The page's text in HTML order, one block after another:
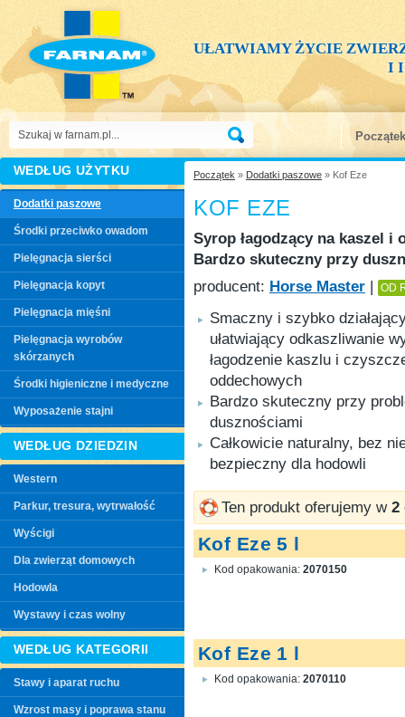
UŁATWIAMY ŻYCIE
I
Początek
Początek » Dodatki paszowe » Kof Eze
KOF EZE
Syrop łagodzący na kaszel i
Bardzo skuteczny przy
producent: Horse Master OD
Smaczny i szybko
ułatwiający odkaszliwanie
łagodzenie kaszlu i
oddechowych
Bardzo skuteczny przy
dusznościami
Całkowicie naturalny, bez
bezpieczny dla hodowli
Ten produkt oferujemy w 2
Kof Eze 5 l
Kod opakowania: 2070150
Kof Eze 1 l
Kod opakowania: 2070110
WEDŁUG UŻYTKU
Dodatki paszowe
Środki przeciwko owadom
Pielęgnacja sierści
Pielęgnacja kopyt
Pielęgnacja mięśni
Pielęgnacja wyrobów
skórzanych
Środki higieniczne i medyczne
Wyposażenie stajni
WEDŁUG DZIEDZIN
Western
Parkur, tresura, wytrwałość
Wyścigi
Dla zwierząt domowych
Hodowla
Wystawy i czas wolny
WEDŁUG KATEGORII
Stawy i aparat ruchu
Wzrost masy i poprawa stanu